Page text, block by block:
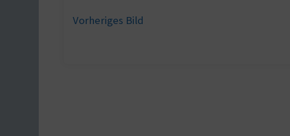
Vorheriges Bild